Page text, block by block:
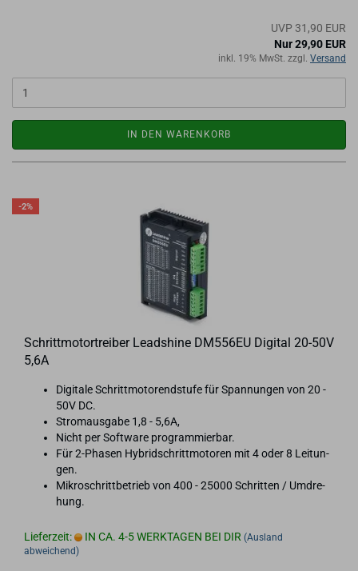
UVP 31,90 EUR
Nur 29,90 EUR
inkl. 19% MwSt. zzgl. Versand
IN DEN WARENKORB
-2%
Schritt­mo­tor­trei­ber Lead­shi­ne DM556EU Di­gi­tal 20-​50V
5,6A
Di­gi­ta­le Schritt­mo­to­rend­stu­fe für Span­nun­gen von 20 -
50V DC.
Strom­aus­ga­be 1,8 - 5,6A,
Nicht per Soft­ware pro­gram­mier­bar.
Für 2-​Phasen Hy­brid­schritt­mo­to­ren mit 4 oder 8 Lei­tun­
gen.
Mi­kro­schritt­be­trieb von 400 - 25000 Schrit­ten / Um­dre­
hung.
Lieferzeit: IN CA. 4-5 WERKTAGEN BEI DIR (Ausland
abweichend)